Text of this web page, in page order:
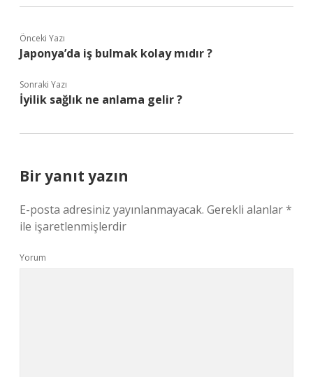
Önceki Yazı
Japonya’da iş bulmak kolay mıdır ?
Sonraki Yazı
İyilik sağlık ne anlama gelir ?
Bir yanıt yazın
E-posta adresiniz yayınlanmayacak. Gerekli alanlar*
ile işaretlenmişlerdir
Yorum